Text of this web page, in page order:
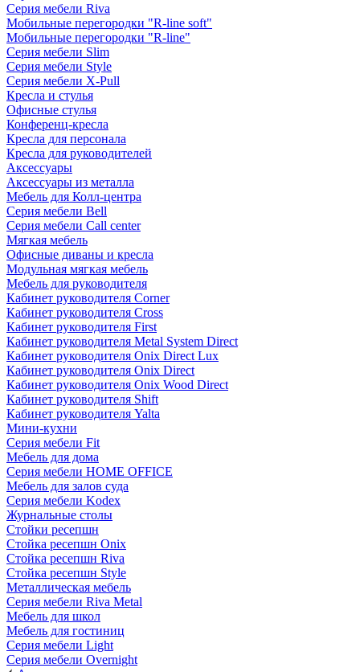
Серия мебели Riva
Мобильные перегородки "R-line soft"
Мобильные перегородки "R-line"
Серия мебели Slim
Серия мебели Style
Серия мебели X-Pull
Кресла и стулья
Офисные стулья
Конференц-кресла
Кресла для персонала
Кресла для руководителей
Аксессуары
Аксессуары из металла
Мебель для Колл-центра
Серия мебели Bell
Серия мебели Call center
Мягкая мебель
Офисные диваны и кресла
Модульная мягкая мебель
Мебель для руководителя
Кабинет руководителя Corner
Кабинет руководителя Cross
Кабинет руководителя First
Кабинет руководителя Metal System Direct
Кабинет руководителя Onix Direct Lux
Кабинет руководителя Onix Direct
Кабинет руководителя Onix Wood Direct
Кабинет руководителя Shift
Кабинет руководителя Yalta
Мини-кухни
Серия мебели Fit
Мебель для дома
Серия мебели HOME OFFICE
Мебель для залов суда
Серия мебели Kodex
Журнальные столы
Стойки ресепшн
Стойка ресепшн Onix
Стойка ресепшн Riva
Стойка ресепшн Style
Металлическая мебель
Серия мебели Riva Metal
Мебель для школ
Мебель для гостиниц
Серия мебели Light
Серия мебели Overnight